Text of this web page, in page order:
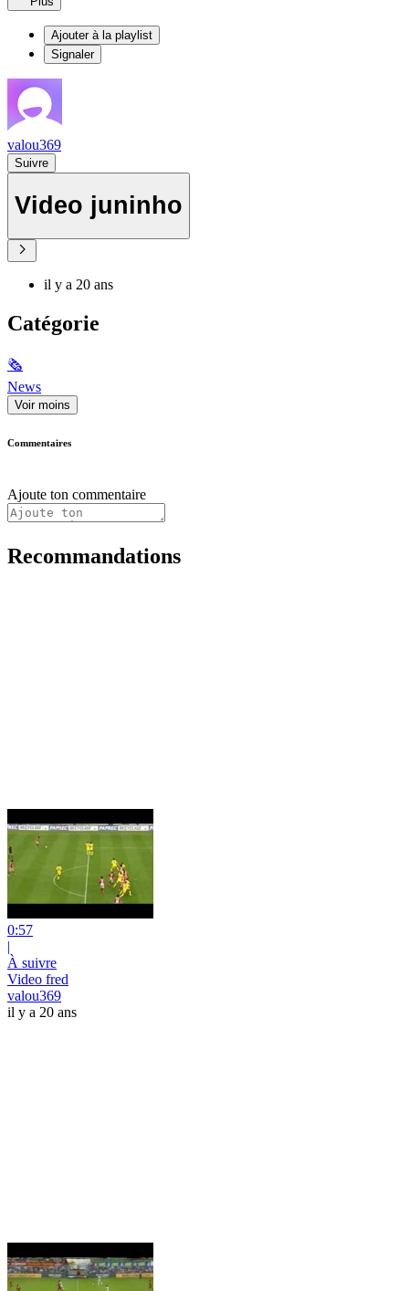
Ajouter à la playlist
Signaler
valou369
Suivre
Video juninho
il y a 20 ans
Catégorie
🗞
News
Voir moins
Commentaires
Ajoute ton commentaire
Recommandations
0:57
|
À suivre
Video fred
valou369
il y a 20 ans